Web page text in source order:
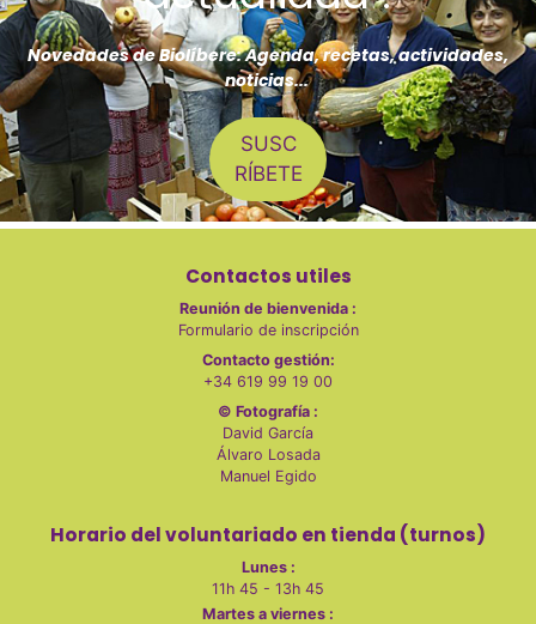
Novedades de Biolíbere: Agenda, recetas, actividades,
noticias...
SUSC
RÍBETE
Contactos utiles
Reunión de bienvenida :
Formulario de inscripción
Contacto gestión:
+34 619 99 19 00
© Fotografía :
David García
Álvaro Losada
Manuel Egido
Horario del voluntariado en tienda (turnos)
Lunes :
11h 45 - 13h 45
Martes a viernes :